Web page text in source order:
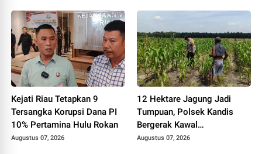
Kejati Riau Tetapkan 9
Tersangka Korupsi Dana PI
10% Pertamina Hulu Rokan
Augustus 07, 2026
12 Hektare Jagung Jadi
Tumpuan, Polsek Kandis
Bergerak Kawal
Swasembada Pangan
Augustus 07, 2026